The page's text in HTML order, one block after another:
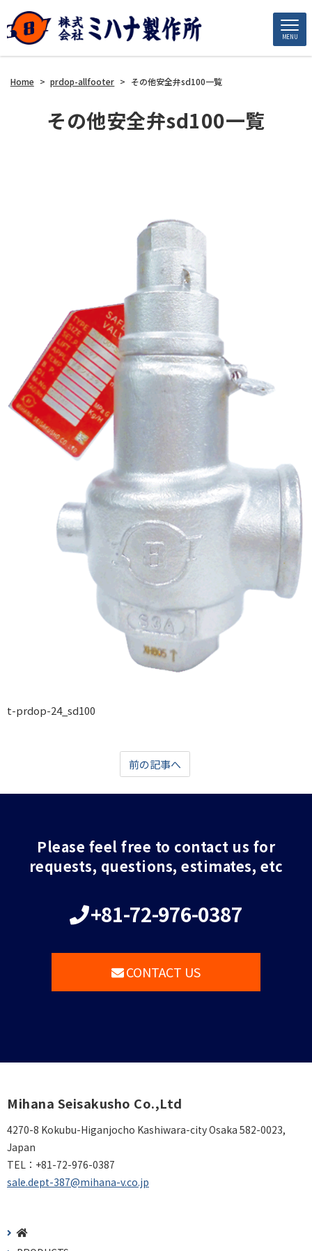
MENU
Home > prdop-allfooter > その他安全弁sd100一覧
その他安全弁sd100一覧
t-prdop-24_sd100
前の記事へ
Please feel free to contact us for
requests, questions, estimates, etc
+81-72-976-0387
CONTACT US
Mihana Seisakusho Co.,Ltd
4270-8 Kokubu-Higanjocho Kashiwara-city Osaka 582-0023,
Japan
TEL： +81-72-976-0387
sale.dept-387@mihana-v.co.jp